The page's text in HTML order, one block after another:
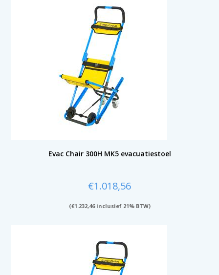
Evac Chair 300H MK5 evacuatiestoel
€1.018,56
(€1.232,46inclusief 21% BTW)